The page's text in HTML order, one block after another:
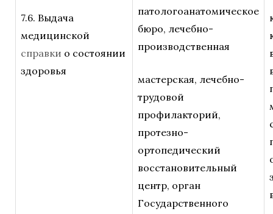
7.6. Выдача
медицинской
справки о состоянии
здоровья
патологоанатомическое
бюро, лечебно-
производственная
мастерская, лечебно-
трудовой
профилакторий,
протезно-
ортопедический
восстановительный
центр, орган
Государственного